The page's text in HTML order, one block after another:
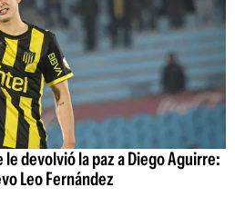
devolvió la paz a Diego Aguirre:
Leo Fernández